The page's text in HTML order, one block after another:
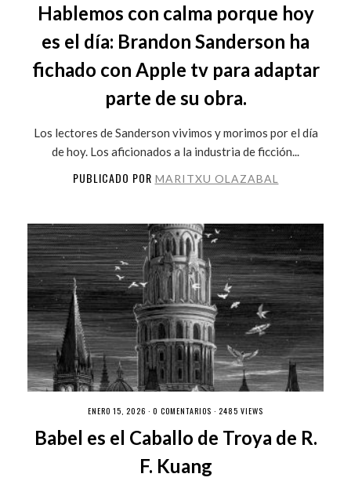
Hablemos con calma porque hoy
es el día: Brandon Sanderson ha
fichado con Apple tv para adaptar
parte de su obra.
Los lectores de Sanderson vivimos y morimos por el día
de hoy. Los aficionados a la industria de ficción...
PUBLICADO POR MARITXU OLAZABAL
ENERO 15, 2026 · 0 COMENTARIOS · 2485 VIEWS
Babel es el Caballo de Troya de R.
F. Kuang